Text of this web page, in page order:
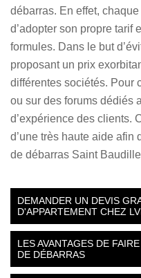
débarras. En effet,
d’adopter son propre tarif
formules. Dans le but
proposant un prix
différentes sociétés. Pour
ou sur des forums dédiés
d’expérience des clients.
d’une très haute aide
de débarras Saint
DEMANDER UN DEVIS
D'APPARTEMENT CHEZ
LES AVANTAGES DE
DE DÉBARRAS